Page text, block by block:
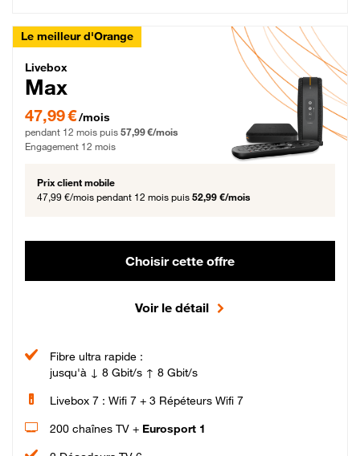
Le meilleur d'Orange
Livebox Max Fibre
Livebox
Max
47,99 € par mois pendant 12 mois puis 57,99 € par mois, Engagement 12 mois
47,99 €/mois
pendant 12 mois puis 57,99 €/mois
Engagement 12 mois
Prix client mobile
47,99 €/mois pendant 12 mois puis 52,99 €/mois
Choisir cette offre
Voir le détail
Fibre ultra rapide :
jusqu'à ↓ 8 Gbit/s ↑ 8 Gbit/s
Livebox 7 : Wifi 7 + 3 Répéteurs Wifi 7
200 chaînes TV + Eurosport 1